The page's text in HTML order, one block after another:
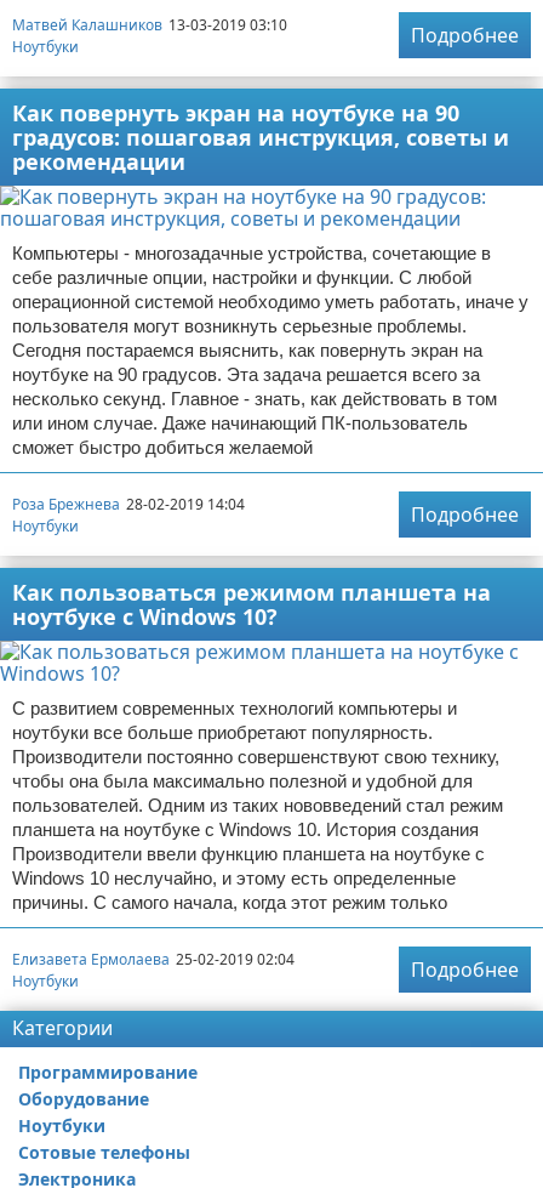
Матвей Калашников 13-03-2019 03:10
Ноутбуки
Подробнее
Как повернуть экран на ноутбуке на 90
градусов: пошаговая инструкция, советы и
рекомендации
Компьютеры - многозадачные устройства, сочетающие в
себе различные опции, настройки и функции. С любой
операционной системой необходимо уметь работать, иначе у
пользователя могут возникнуть серьезные проблемы.
Сегодня постараемся выяснить, как повернуть экран на
ноутбуке на 90 градусов. Эта задача решается всего за
несколько секунд. Главное - знать, как действовать в том
или ином случае. Даже начинающий ПК-пользователь
сможет быстро добиться желаемой
Роза Брежнева 28-02-2019 14:04
Ноутбуки
Подробнее
Как пользоваться режимом планшета на
ноутбуке с Windows 10?
С развитием современных технологий компьютеры и
ноутбуки все больше приобретают популярность.
Производители постоянно совершенствуют свою технику,
чтобы она была максимально полезной и удобной для
пользователей. Одним из таких нововведений стал режим
планшета на ноутбуке с Windows 10. История создания
Производители ввели функцию планшета на ноутбуке с
Windows 10 неслучайно, и этому есть определенные
причины. С самого начала, когда этот режим только
Елизавета Ермолаева 25-02-2019 02:04
Ноутбуки
Подробнее
Категории
Программирование
Оборудование
Ноутбуки
Сотовые телефоны
Электроника